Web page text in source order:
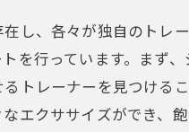
し、各々が独自のトレ
を行っています。まず
トレーナーを見つける
エクササイズができ、